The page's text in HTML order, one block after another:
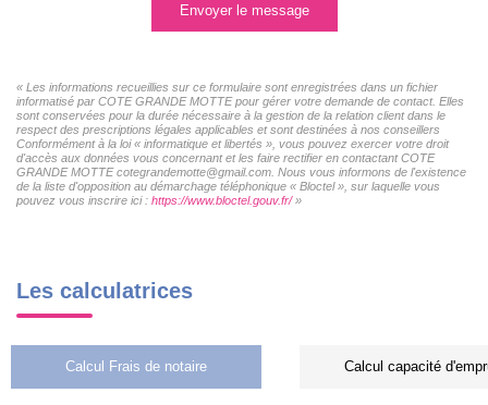
Envoyer le message
« Les informations recueillies sur ce formulaire sont enregistrées dans un fichier
informatisé par COTE GRANDE MOTTE pour gérer votre demande de contact. Elles
sont conservées pour la durée nécessaire à la gestion de la relation client dans le
respect des prescriptions légales applicables et sont destinées à nos conseillers
Conformément à la loi « informatique et libertés », vous pouvez exercer votre droit
d'accès aux données vous concernant et les faire rectifier en contactant COTE
GRANDE MOTTE cotegrandemotte@gmail.com. Nous vous informons de l'existence
de la liste d'opposition au démarchage téléphonique « Bloctel », sur laquelle vous
pouvez vous inscrire ici : https://www.bloctel.gouv.fr/»
Les calculatrices
Calcul Frais de notaire Calcul capacité